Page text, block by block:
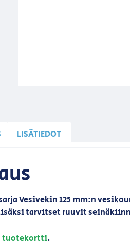
LISÄTIEDOT
Vesivekin 125 mm:n
tarvitset ruuvit
tuotekortti.